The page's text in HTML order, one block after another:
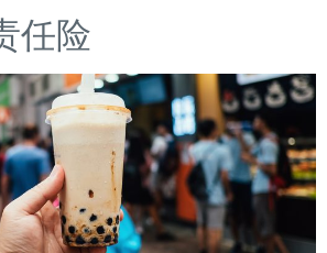
任险